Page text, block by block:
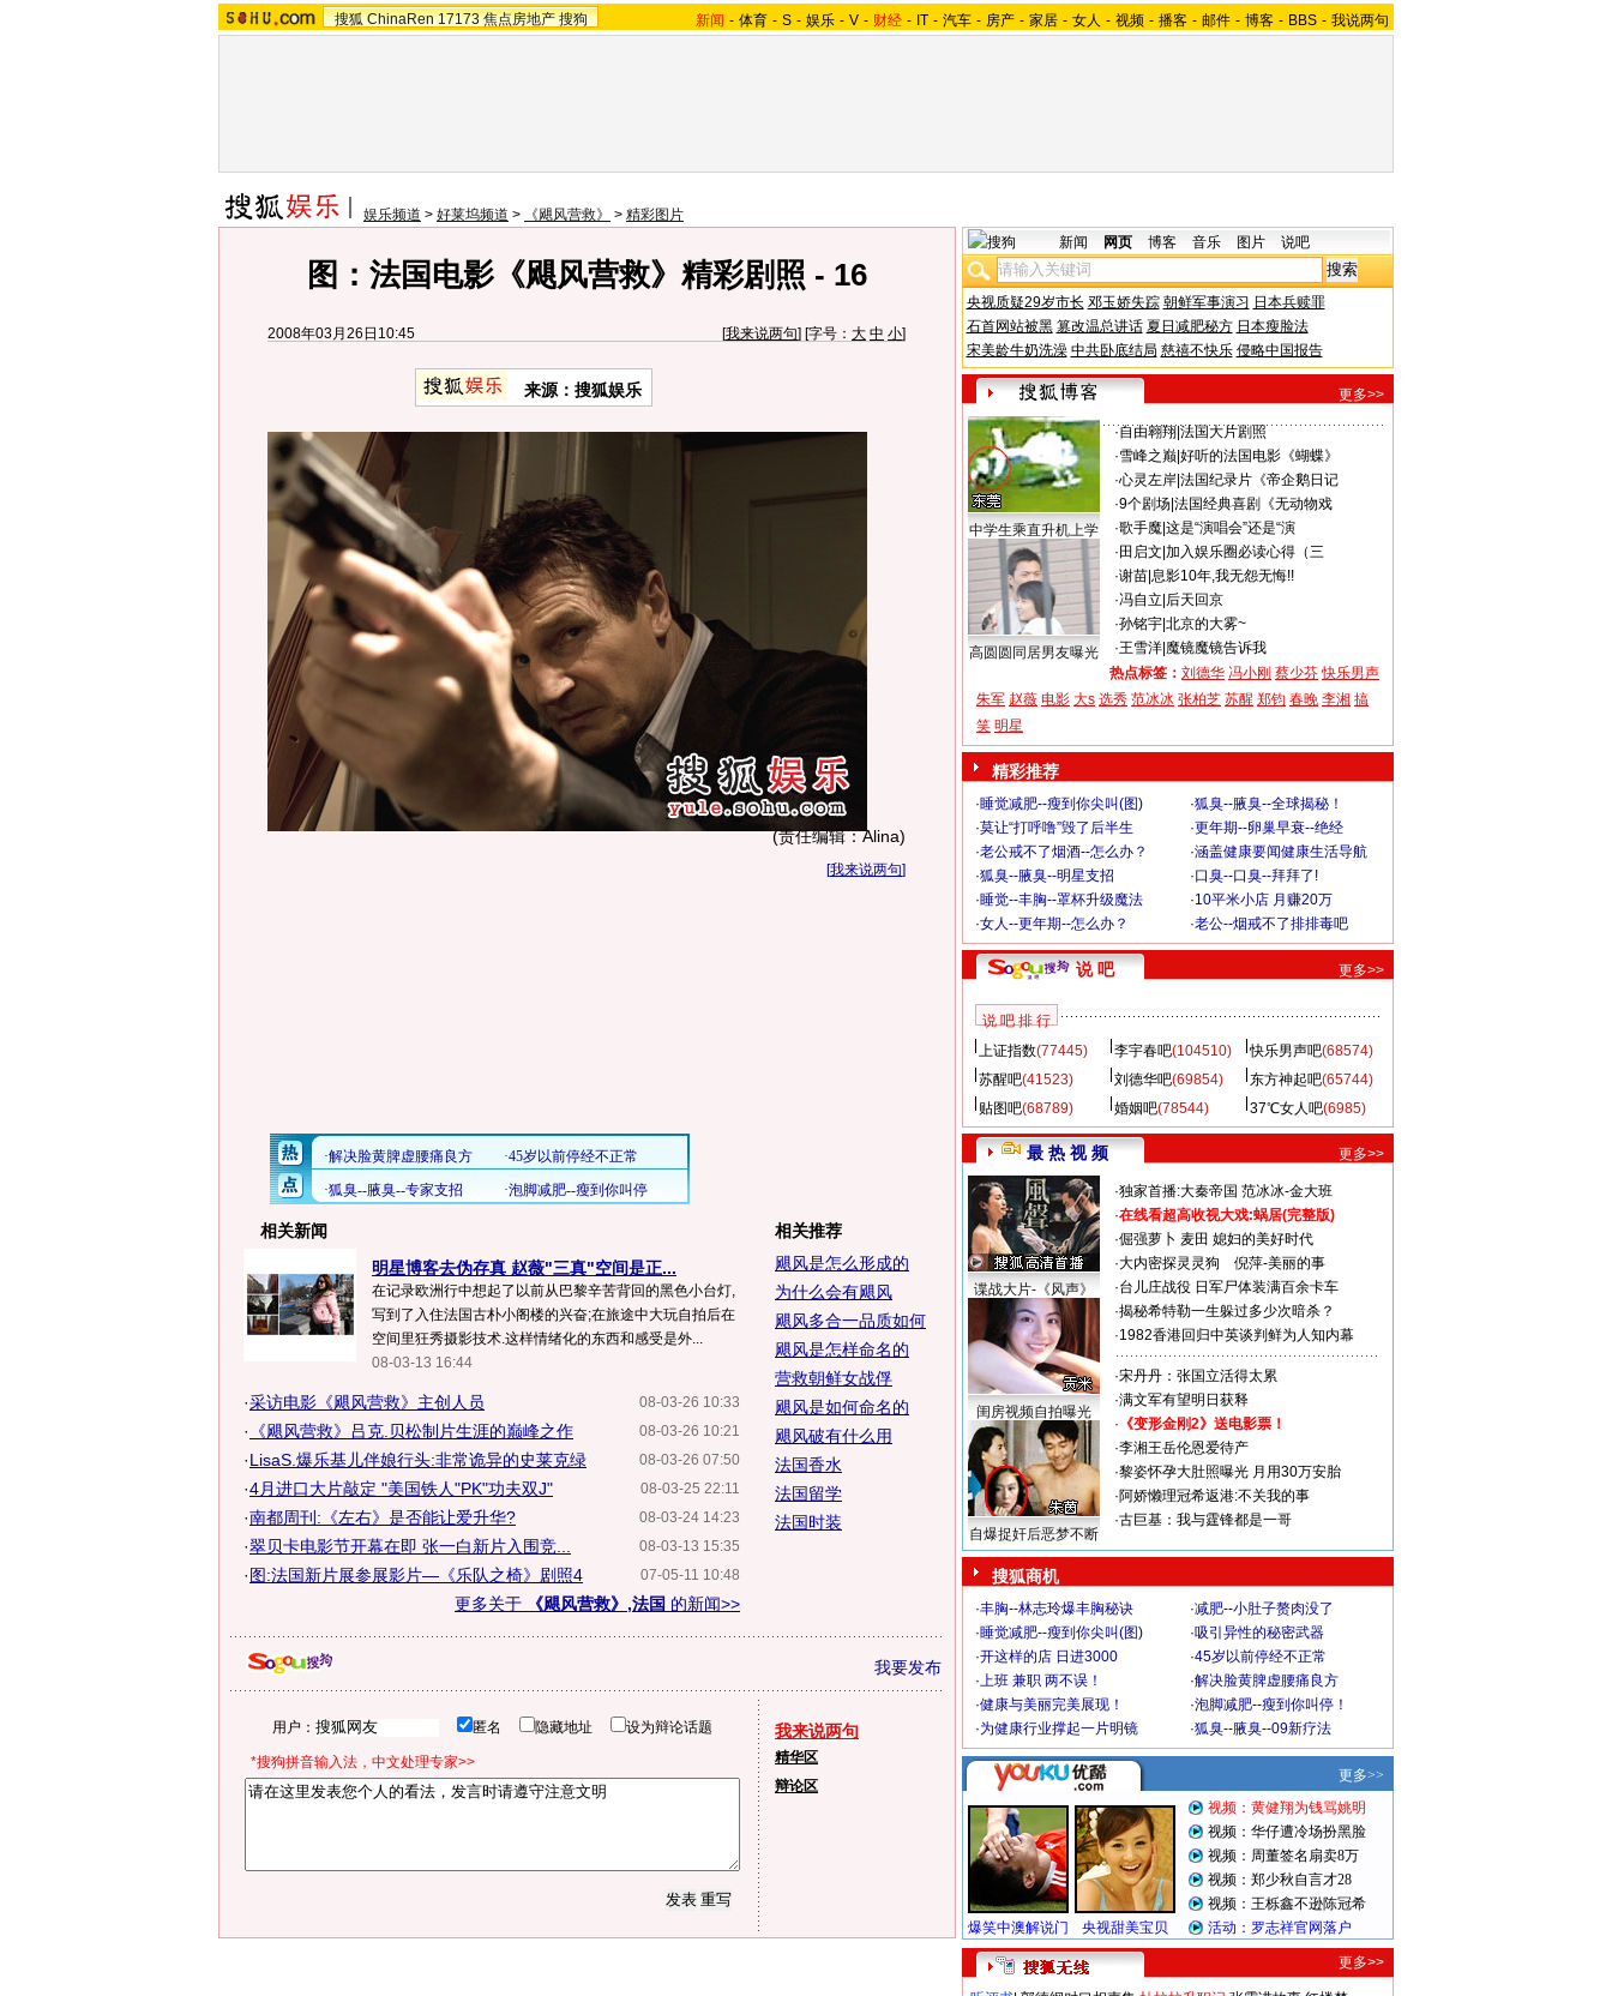
搜狐 ChinaRen 17173 焦点房地产 搜狗 新闻 - 体育 - S - 娱乐 - V - 财经 - IT - 汽车 - 房产 - 家居 - 女人 - 视频 - 播客 - 邮件 - 博客 - BBS - 我说两句
娱乐频道 > 好莱坞频道 > 《飓风营救》 > 精彩图片
图：法国电影《飓风营救》精彩剧照 - 16
2008年03月26日10:45 [我来说两句] [字号： 大 中 小]
来源：搜狐娱乐
(责任编辑：Alina)
[我来说两句]
相关新闻
明星博客去伪存真 赵薇"三真"空间是正...
在记录欧洲行中想起了以前从巴黎辛苦背回的黑色小台灯,
写到了入住法国古朴小阁楼的兴奋;在旅途中大玩自拍后在
空间里狂秀摄影技术.这样情绪化的东西和感受是外...
08-03-13 16:44
08-03-26 10:33
·采访电影《飓风营救》主创人员
08-03-26 10:21
· 《飓风营救》吕克.贝松制片生涯的巅峰之作
08-03-26 07:50
·LisaS.爆乐基儿伴娘行头:非常诡异的史莱克绿
08-03-25 22:11
·4月进口大片敲定 "美国铁人"PK"功夫双J"
08-03-24 14:23
·南都周刊:《左右》是否能让爱升华?
08-03-13 15:35
·翠贝卡电影节开幕在即 张一白新片入围竞...
07-05-11 10:48
·图:法国新片展参展影片—《乐队之椅》剧照4
更多关于
《飓风营救》,法国 的新闻>>
相关推荐
飓风是怎么形成的
为什么会有飓风
飓风多合一品质如何
飓风是怎样命名的
营救朝鲜女战俘
飓风是如何命名的
飓风破有什么用
法国香水
法国留学
法国时装
我要发布
用户： 匿名 隐藏地址 设为辩论话题
*搜狗拼音输入法，中文处理专家>>
我来说两句
精华区
辩论区
新闻 网页 博客 音乐 图片 说吧
央视质疑29岁市长 邓玉娇失踪 朝鲜军事演习 日本兵赎罪
石首网站被黑 篡改温总讲话 夏日减肥秘方 日本瘦脸法
宋美龄牛奶洗澡 中共卧底结局 慈禧不快乐 侵略中国报告
更多>>
中学生乘直升机上学
高圆圆同居男友曝光
·自由翱翔 法国大片剧照
·雪峰之巅| 好听的法国电影《蝴蝶》
·心灵左岸| 法国纪录片《帝企鹅日记
·9个剧场| 法国经典喜剧《无动物戏
·歌手魔| 这是“演唱会”还是“演
· 田启文 加入娱乐圈必读心得（三
·谢苗| 息影10年,我无怨无悔!!
·冯自立 后天回京
·孙铭宇| 北京的大雾~
·王雪洋| 魔镜魔镜告诉我
热点标签： 刘德华 冯小刚 蔡少芬 快乐男声
朱军 赵薇 电影 大s 选秀 范冰冰 张柏芝 苏醒 郑钧 春晚 李湘 搞
笑 明星
精彩推荐
·睡觉减肥--瘦到你尖叫(图) ·狐臭--腋臭--全球揭秘！
·莫让“打呼噜”毁了后半生 ·更年期--卵巢早衰--绝经
·老公戒不了烟酒--怎么办？ ·涵盖健康要闻健康生活导航
·狐臭--腋臭--明星支招 ·口臭--口臭--拜拜了!
·睡觉--丰胸--罩杯升级魔法 ·10平米小店 月赚20万
·女人--更年期--怎么办？ ·老公--烟戒不了排排毒吧
说 吧 更多>>
说 吧 排 行
上证指数(77445) 李宇春吧(104510) 快乐男声吧(68574)
苏醒吧(41523) 刘德华吧(69854) 东方神起吧(65744)
贴图吧(68789) 婚姻吧(78544) 37℃女人吧(6985)
最 热 视 频 更多>>
谍战大片-《风声》
闺房视频自拍曝光
自爆捉奸后恶梦不断
·独家首播:大秦帝国 范冰冰-金大班
·在线看超高收视大戏:蜗居(完整版)
·倔强萝卜 麦田 媳妇的美好时代
·大内密探灵灵狗
倪萍-美丽的事
·台儿庄战役 日军尸体装满百余卡车
·揭秘希特勒一生躲过多少次暗杀？
·1982香港回归中英谈判鲜为人知内幕
·宋丹丹：张国立活得太累
·满文军有望明日获释
· 《变形金刚2》送电影票！
·李湘王岳伦恩爱待产
·黎姿怀孕大肚照曝光 月用30万安胎
·阿娇懒理冠希返港:不关我的事
·古巨基：我与霆锋都是一哥
搜狐商机
·丰胸--林志玲爆丰胸秘诀 ·减肥--小肚子赘肉没了
·睡觉减肥--瘦到你尖叫(图) ·吸引异性的秘密武器
·开这样的店 日进3000 ·45岁以前停经不正常
·上班 兼职 两不误！ ·解决脸黄脾虚腰痛良方
·健康与美丽完美展现！ ·泡脚减肥--瘦到你叫停！
·为健康行业撑起一片明镜 ·狐臭--腋臭--09新疗法
更多>>